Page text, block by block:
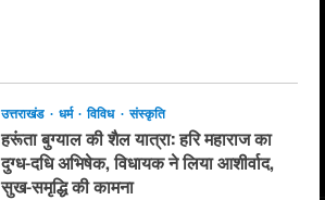
उत्तराखंड धर्म विविध संस्कृति
हरूंता बुग्याल की शैल यात्रा: हरि महाराज का
दुग्ध-दधि अभिषेक, विधायक ने लिया आशीर्वाद,
सुख-समृद्धि की कामना